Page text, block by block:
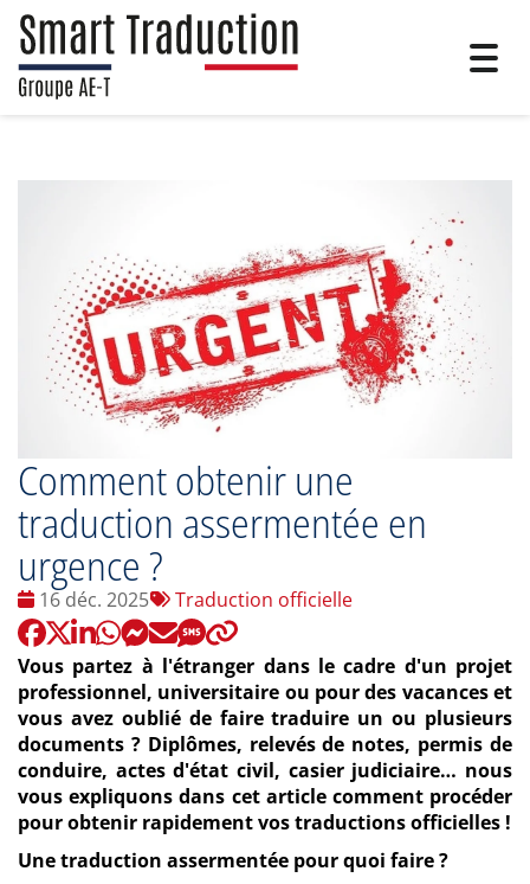
Comment obtenir une
traduction assermentée en
urgence ?
Date
:
16 déc. 2025
Tags
:
Traduction officielle
Vous partez à l'étranger dans le cadre d'un projet
professionnel, universitaire ou pour des vacances et
vous avez oublié de faire traduire un ou plusieurs
documents ? Diplômes, relevés de notes, permis de
conduire, actes d'état civil, casier judiciaire… nous
vous expliquons dans cet article comment procéder
pour obtenir rapidement vos traductions officielles !
Une traduction assermentée pour quoi faire ?